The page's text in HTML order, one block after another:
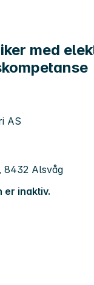
med
AS
8432 Alsvåg
er inaktiv.